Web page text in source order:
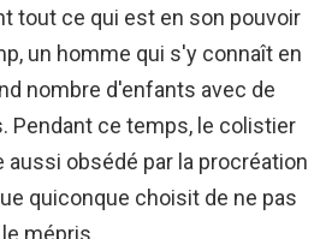
tout ce qui est en son pouvoir
un homme qui s'y connaît en
nombre d'enfants avec de
Pendant ce temps, le colistier
obsédé par la procréation
quiconque choisit de ne pas
mépris.